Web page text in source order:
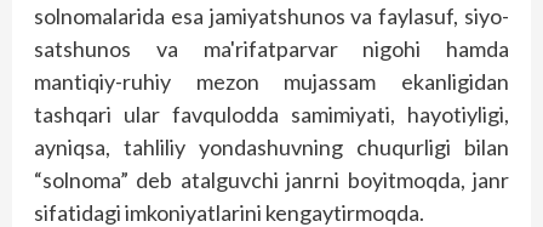
solnomalarida esa jamiyatshunos va faylasuf, siyo­
satshunos va ma'rifatparvar nigohi hamda
mantiqiy-ruhiy mezon mujassam ekanligidan
tashqari ular favqulodda samimiyati, hayotiyligi,
ayniqsa, tahliliy yondashuvning chuqurligi bilan
“solnoma” deb atalguvchi janrni boyitmoqda, janr
sifatidagi imkoniyatlarini kengaytirmoqda.